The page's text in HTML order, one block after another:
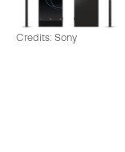
Credits: Sony